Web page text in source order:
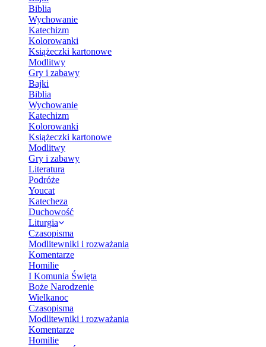
Biblia
Wychowanie
Katechizm
Kolorowanki
Książeczki kartonowe
Modlitwy
Gry i zabawy
Bajki
Biblia
Wychowanie
Katechizm
Kolorowanki
Książeczki kartonowe
Modlitwy
Gry i zabawy
Literatura
Podróże
Youcat
Katecheza
Duchowość
Liturgia
Czasopisma
Modlitewniki i rozważania
Komentarze
Homilie
I Komunia Święta
Boże Narodzenie
Wielkanoc
Czasopisma
Modlitewniki i rozważania
Komentarze
Homilie